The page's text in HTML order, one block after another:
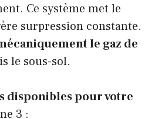
Ce système met le
surpression constante.
le gaz de
le sous-sol.
disponibles pour votre
3 :